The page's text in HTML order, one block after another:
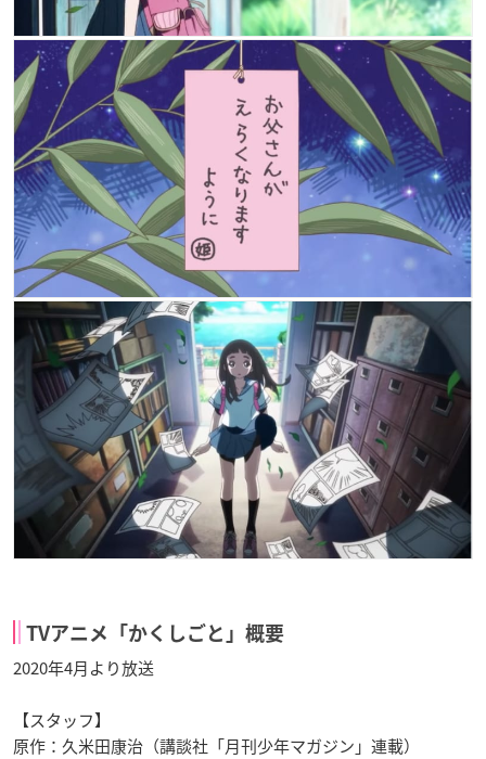
TVアニメ「かくしごと」概要
2020年4月より放送
【スタッフ】
原作：久米田康治（講談社「月刊少年マガジン」連載）